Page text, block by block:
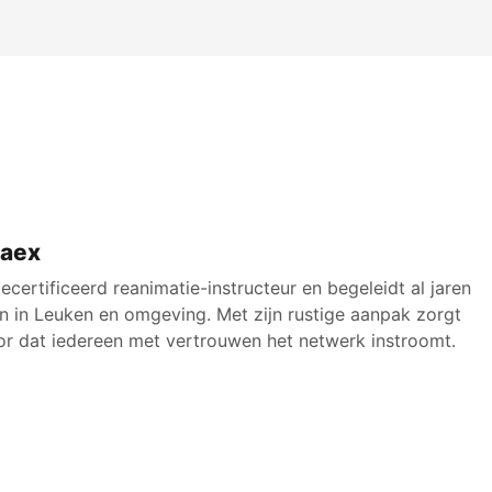
reanimatie-instructeur en begeleidt al jaren
in Leuken en omgeving. Met zijn rustige aanpak zorgt
dat iedereen met vertrouwen het netwerk instroomt.